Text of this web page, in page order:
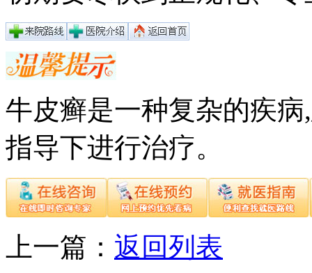
牛皮癣是一种复杂的疾
指导下进行治疗。
上一篇： 返回列表